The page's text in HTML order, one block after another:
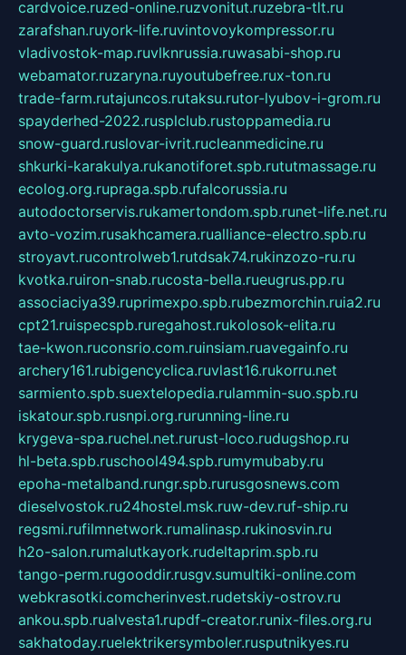
cardvoice.ruzed-online.ruzvonitut.ruzebra-tlt.ru
zarafshan.ruyork-life.ruvintovoykompressor.ru
vladivostok-map.ruvlknrussia.ruwasabi-shop.ru
webamator.ruzaryna.ruyoutubefree.rux-ton.ru
trade-farm.rutajuncos.rutaksu.rutor-lyubov-i-grom.ru
spayderhed-2022.rusplclub.rustoppamedia.ru
snow-guard.ruslovar-ivrit.rucleanmedicine.ru
shkurki-karakulya.rukanotiforet.spb.rututmassage.ru
ecolog.org.rupraga.spb.rufalcorussia.ru
autodoctorservis.rukamertondom.spb.runet-life.net.ru
avto-vozim.rusakhcamera.rualliance-electro.spb.ru
stroyavt.rucontrolweb1.rutdsak74.rukinzozo-ru.ru
kvotka.ruiron-snab.rucosta-bella.rueugrus.pp.ru
associaciya39.ruprimexpo.spb.rubezmorchin.ruia2.ru
cpt21.ruispecspb.ruregahost.rukolosok-elita.ru
tae-kwon.ruconsrio.com.ruinsiam.ruavegainfo.ru
archery161.rubigencyclica.ruvlast16.rukorru.net
sarmiento.spb.suextelopedia.rulammin-suo.spb.ru
iskatour.spb.rusnpi.org.rurunning-line.ru
krygeva-spa.ruchel.net.rurust-loco.rudugshop.ru
hl-beta.spb.ruschool494.spb.rumymubaby.ru
epoha-metalband.rungr.spb.rurusgosnews.com
dieselvostok.ru24hostel.msk.ruw-dev.ruf-ship.ru
regsmi.rufilmnetwork.rumalinasp.rukinosvin.ru
h2o-salon.rumalutkayork.rudeltaprim.spb.ru
tango-perm.rugooddir.rusgv.sumultiki-online.com
webkrasotki.comcherinvest.rudetskiy-ostrov.ru
ankou.spb.rualvesta1.rupdf-creator.runix-files.org.ru
sakhatoday.ruelektrikersymboler.rusputnikyes.ru